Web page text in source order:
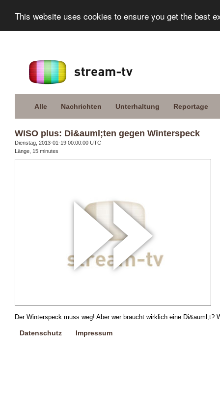
This website uses cookies to ensure you get the best
Alle Nachrichten Unterhaltung Reportage
WISO plus: Di&auml;ten gegen Winterspeck
Dienstag, 2013-01-19 00:00:00 UTC
Länge, 15 minutes
Der Winterspeck muss weg! Aber wer braucht wirklich eine
Datenschutz Impressum